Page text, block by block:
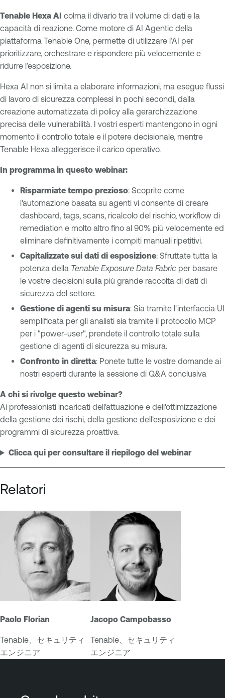
m
e
n
t
s
u
r
e
T
n
Tenable Hexa AI colma il divario tra il volume di dati e la
capacità di reazione. Come motore di AI Agentic della
piattaforma Tenable One, permette di utilizzare l’AI per
prioritizzare, orchestrare e rispondere più velocemente e
ridurre l’esposizione.
Hexa AI non si limita a elaborare informazioni, ma esegue flussi
di lavoro di sicurezza complessi in pochi secondi, dalla
creazione automatizzata di policy alla gerarchizzazione
precisa delle vulnerabilità. I vostri esperti mantengono in ogni
momento il controllo totale e il potere decisionale, mentre
Tenable Hexa alleggerisce il carico operativo.
In programma in questo webinar:
Risparmiate tempo prezioso: Scoprite come
l'automazione basata su agenti vi consente di creare
dashboard, tags, scans, ricalcolo del rischio, workflow di
remediation e molto altro fino al 90% più velocemente ed
eliminare definitivamente i compiti manuali ripetitivi.
Capitalizzate sui dati di esposizione: Sfruttate tutta la
potenza della Tenable Exposure Data Fabric per basare
le vostre decisioni sulla più grande raccolta di dati di
sicurezza del settore.
Gestione di agenti su misura: Sia tramite l'interfaccia UI
semplificata per gli analisti sia tramite il protocollo MCP
per i "power-user", prendete il controllo totale sulla
gestione di agenti di sicurezza su misura.
Confronto in diretta: Ponete tutte le vostre domande ai
nostri esperti durante la sessione di Q&A conclusiva
A chi si rivolge questo webinar?
Ai professionisti incaricati dell'attuazione e dell'ottimizzazione
della gestione dei rischi, della gestione dell'esposizione e dei
programmi di sicurezza proattiva.
Clicca qui per consultare il riepilogo del webinar
Relatori
Paolo Florian
Tenable、セキュリティ
エンジニア
Jacopo Campobasso
Tenable、セキュリティ
エンジニア